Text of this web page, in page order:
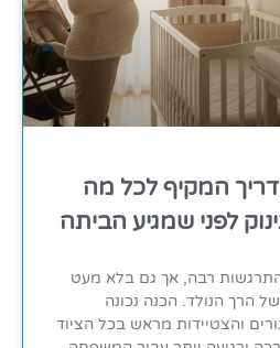
המקיף לכל מה
לפני שמגיע הביתה
רבה, אך גם בלא מעט
הרך הנולד. הכנה נכונה
והצטיידות מראש בכל הציוד